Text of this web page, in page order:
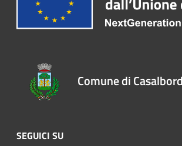
Comune di
SEGUICI SU